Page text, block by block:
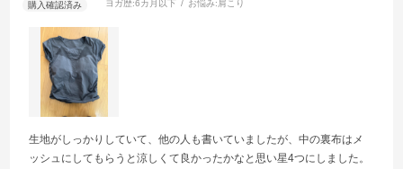
ヨガ歴:6カ月以下 お悩み:肩こり
生地がしっかりしていて、他の人も書いていましたが、中の裏布はメ
ッシュにしてもらうと涼しくて良かったかなと思い星4つにしました。